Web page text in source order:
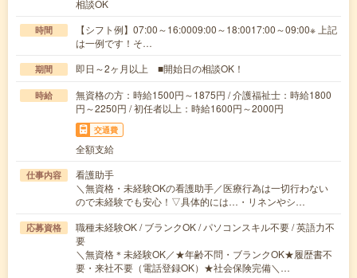
相談OK
時間
【シフト例】07:00～16:0009:00～18:0017:00～09:00※ 上記
は一例です！そ…
期間 即日～2ヶ月以上 ■開始日の相談OK！
時給
無資格の方：時給1500円～1875円 / 介護福祉士：時給1800
円～2250円 / 初任者以上：時給1600円～2000円
交通費
全額支給
仕事内容
看護助手
＼無資格・未経験OKの看護助手／医療行為は一切行わない
ので未経験でも安心！▽具体的には…・リネンやシ…
応募資格
職種未経験OK / ブランクOK / パソコンスキル不要 / 英語力不
要
＼無資格＊未経験OK／★年齢不問・ブランクOK★履歴書不
要・来社不要（電話登録OK）★社会保険完備＼…